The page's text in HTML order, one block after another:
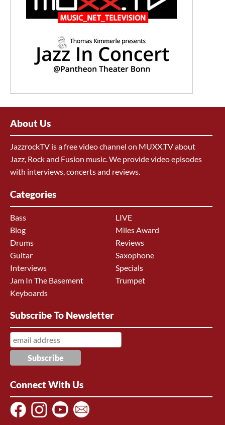
About Us
JazzrockTV is a free video channel on MUXX.TV about
Jazz, Rock and Fusion music. We provide video episodes
with interviews, concerts and reviews.
Categories
Bass
Blog
Drums
Guitar
Interviews
Jam In The Basement
Keyboards
LIVE
Miles Award
Reviews
Saxophone
Specials
Trumpet
Subscribe To Newsletter
Connect With Us